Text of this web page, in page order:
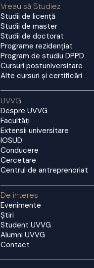
Vreau să Studiez
Studii de licență
Studii de master
Studii de doctorat
Programe rezidențiat
Program de studiu DPPD
Cursuri postuniversitare
Alte cursuri și certificări
UVVG
Despre UVVG
Facultăți
Extensii universitare
IOSUD
Conducere
Cercetare
Centrul de antreprenoriat
De interes
Evenimente
Știri
Student UVVG
Alumni UVVG
Contact